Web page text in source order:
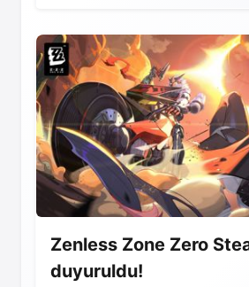
Zenless Zone Zero
duyuruldu!